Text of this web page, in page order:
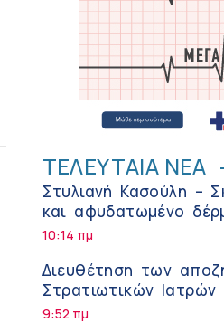
ΤΕΛΕΥΤΑΙΑ ΝΕΑ
Στυλιανή Κασούλη –
και αφυδατωμένο
αντιμετώπιση
10:14 πμ
Διευθέτηση των
Στρατιωτικών
του ΙΣΑ
9:52 πμ